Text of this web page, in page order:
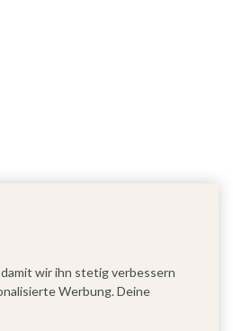
wir ihn stetig verbessern
Werbung. Deine